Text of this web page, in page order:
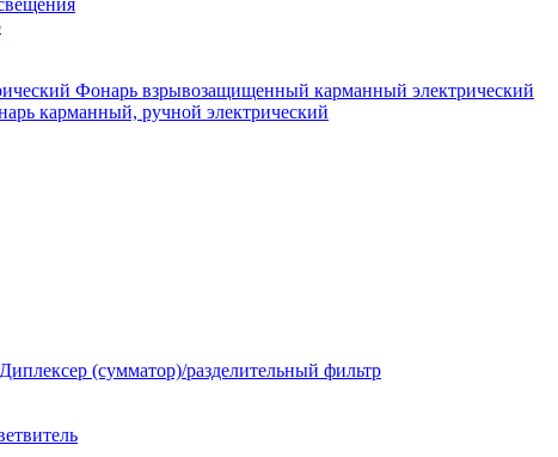
Фонарь взрывозащищенный карманный электрический
карманный, ручной электрический
Диплексер (сумматор)/разделительный фильтр